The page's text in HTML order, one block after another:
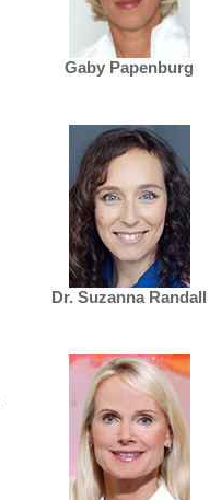
Gaby Papenburg
Dr. Suzanna Randall